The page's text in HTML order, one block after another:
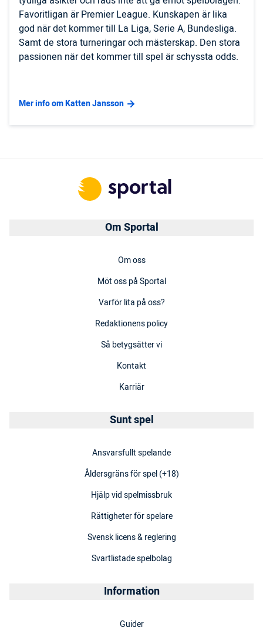
Favoritligan är Premier League. Kunskapen är lika
god när det kommer till La Liga, Serie A, Bundesliga.
Samt de stora turneringar och mästerskap. Den stora
passionen när det kommer till spel är schyssta odds.
Mer info om Katten Jansson
Om Sportal
Om oss
Möt oss på Sportal
Varför lita på oss?
Redaktionens policy
Så betygsätter vi
Kontakt
Karriär
Sunt spel
Ansvarsfullt spelande
Åldersgräns för spel (+18)
Hjälp vid spelmissbruk
Rättigheter för spelare
Svensk licens & reglering
Svartlistade spelbolag
Information
Guider